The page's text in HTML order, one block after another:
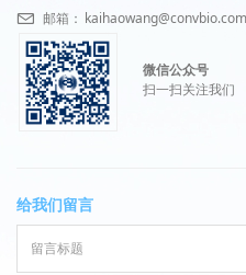
邮箱： kaihaowang@convbio.com
微信公众号
扫一扫关注我们
给我们留言